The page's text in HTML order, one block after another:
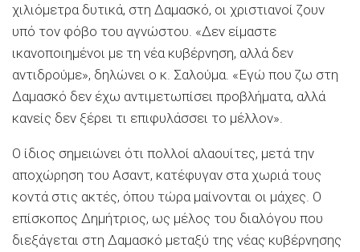
χιλιόμετρα δυτικά, στη Δαμασκό, οι χριστιανοί ζουν
υπό τον φόβο του αγνώστου. «Δεν είμαστε
ικανοποιημένοι με τη νέα κυβέρνηση, αλλά δεν
αντιδρούμε», δηλώνει ο κ. Σαλούμα. «Εγώ που ζω στη
Δαμασκό δεν έχω αντιμετωπίσει προβλήματα, αλλά
κανείς δεν ξέρει τι επιφυλάσσει το μέλλον».
Ο ίδιος σημειώνει ότι πολλοί αλαουίτες, μετά την
αποχώρηση του Ασαντ, κατέφυγαν στα χωριά τους
κοντά στις ακτές, όπου τώρα μαίνονται οι μάχες. Ο
επίσκοπος Δημήτριος, ως μέλος του διαλόγου που
διεξάγεται στη Δαμασκό μεταξύ της νέας κυβέρνησης